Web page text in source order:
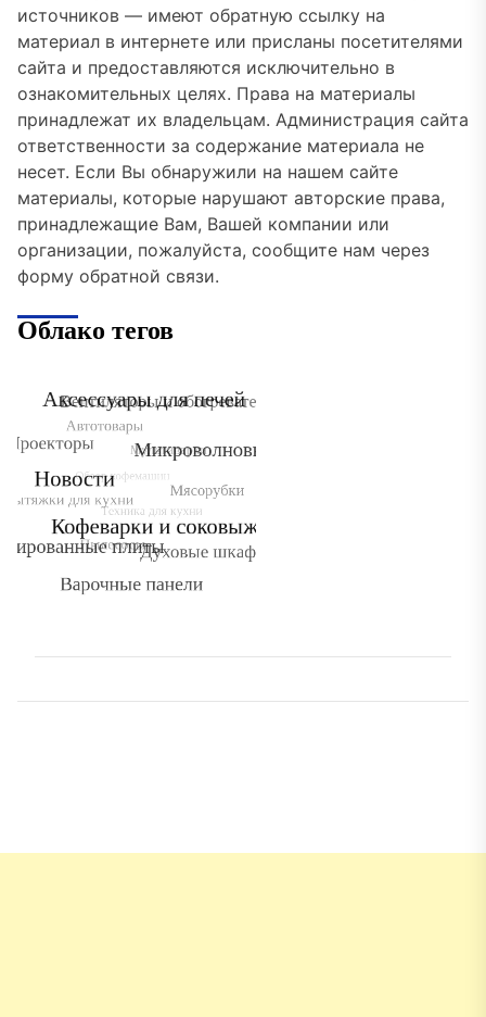
источников — имеют обратную ссылку на
материал в интернете или присланы посетителями
сайта и предоставляются исключительно в
ознакомительных целях. Права на материалы
принадлежат их владельцам. Администрация сайта
ответственности за содержание материала не
несет. Если Вы обнаружили на нашем сайте
материалы, которые нарушают авторские права,
принадлежащие Вам, Вашей компании или
организации, пожалуйста, сообщите нам через
форму обратной связи.
Облако тегов